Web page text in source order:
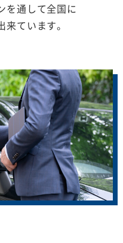
を通して全国に
ています。